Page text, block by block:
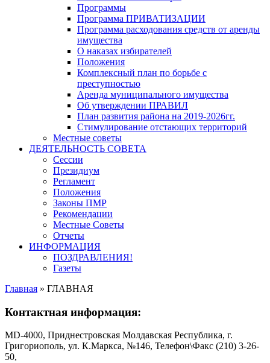
Программы
Программа ПРИВАТИЗАЦИИ
Программа расходования средств от аренды
имущества
О наказах избирателей
Положения
Комплексный план по борьбе с
преступностью
Аренда муниципального имущества
Об утверждении ПРАВИЛ
План развития района на 2019-2026гг.
Стимулирование отстающих территорий
Местные советы
ДЕЯТЕЛЬНОСТЬ СОВЕТА
Сессии
Президиум
Регламент
Положения
Законы ПМР
Рекомендации
Местные Советы
Отчеты
ИНФОРМАЦИЯ
ПОЗДРАВЛЕНИЯ!
Газеты
Главная » ГЛАВНАЯ
Контактная информация:
MD-4000, Приднестровская Молдавская Республика, г.
Григориополь, ул. К.Маркса, №146, Телефон\Факс (210) 3-26-
50,